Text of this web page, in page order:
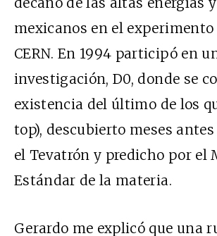
mexicanos en el experimento
CERN. En 1994 participó en
investigación, D0, donde se
existencia del último de los
top), descubierto meses antes
el Tevatrón y predicho por el
Estándar de la materia.
Gerardo me explicó que una